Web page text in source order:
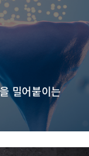
밀어붙이는